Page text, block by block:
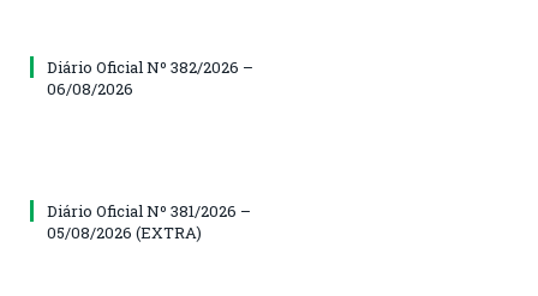
Diário Oficial Nº 382/2026 –
06/08/2026
Diário Oficial Nº 381/2026 –
05/08/2026 (EXTRA)